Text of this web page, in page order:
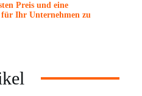
Preis und eine
für Ihr Unternehmen zu